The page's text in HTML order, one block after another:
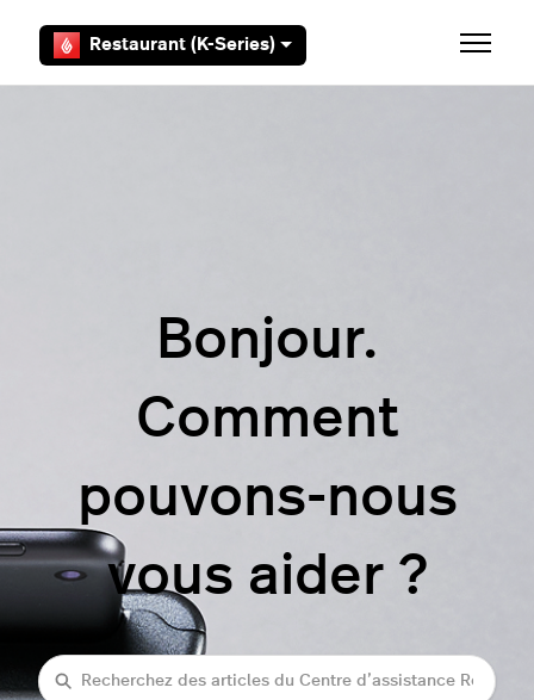
Restaurant (K-Series) Ouvrir/
Bonjour.
Comment
pouvons-nous
vous aider ?
Recherche